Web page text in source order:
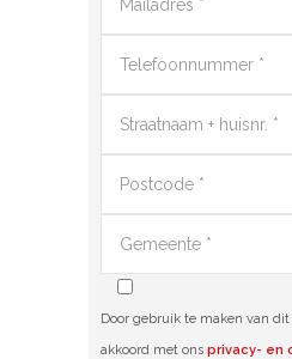
Door gebruik te maken van
akkoord met ons privacy- en